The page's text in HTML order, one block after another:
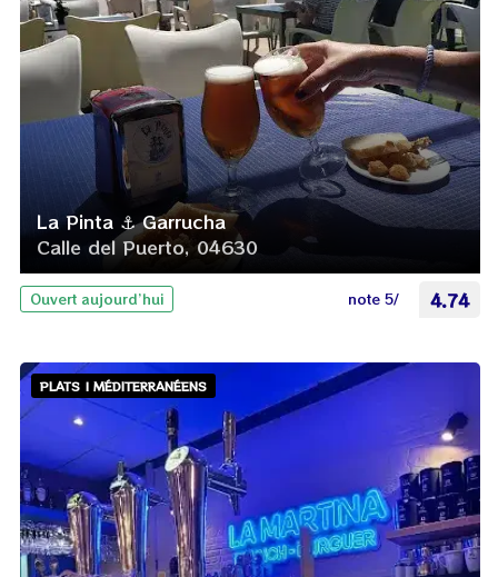
La Pinta ⚓ Garrucha
Calle del Puerto, 04630
Ouvert aujourd’hui note 5/ 4.74
PLATS | MÉDITERRANÉENS